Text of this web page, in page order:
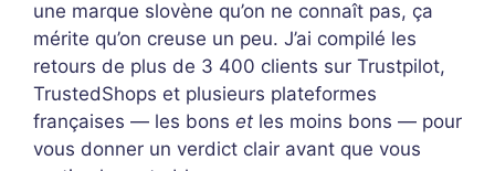
une marque slovène qu’on ne connaît pas, ça
mérite qu’on creuse un peu. J’ai compilé les
retours de plus de 3 400 clients sur Trustpilot,
TrustedShops et plusieurs plateformes
françaises — les bons et les moins bons — pour
vous donner un verdict clair avant que vous